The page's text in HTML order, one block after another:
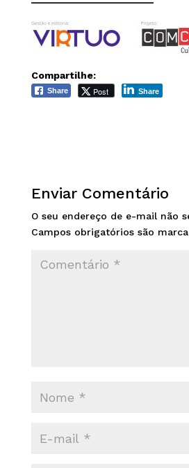
Compartilhe:
Share Post Share
Enviar Comentário
O seu endereço de e-mail não
Campos obrigatórios são